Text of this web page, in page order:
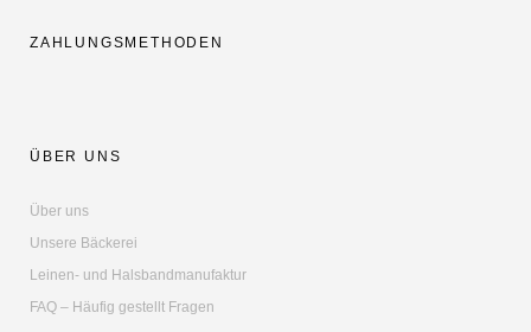
ZAHLUNGSMETHODEN
ÜBER UNS
Über uns
Unsere Bäckerei
Leinen- und Halsbandmanufaktur
FAQ – Häufig gestellt Fragen